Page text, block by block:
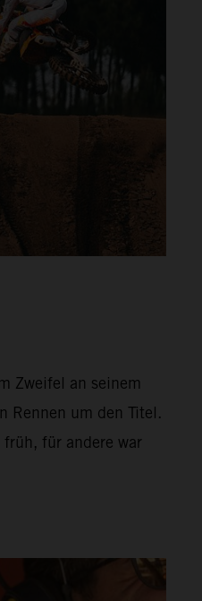
Zweifel an seinem
Rennen um den Titel.
für andere war